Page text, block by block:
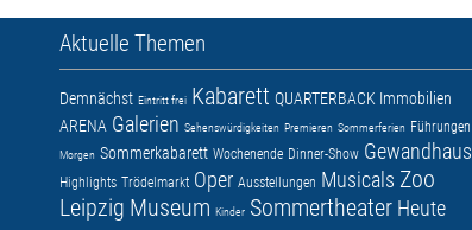
Aktuelle Themen
Demnächst Eintritt frei Kabarett QUARTERBACK Immobilien
ARENA Galerien Sehenswürdigkeiten Premieren Sommerferien Führungen
Morgen Sommerkabarett Wochenende Dinner-Show Gewandhaus
Highlights Trödelmarkt Oper Ausstellungen Musicals Zoo
Leipzig Museum Kinder Sommertheater Heute